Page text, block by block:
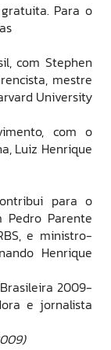
Para o
com Stephen
mestre
University
com o
Luiz Henrique
para o
Pedro Parente
e ministro-
Henrique
2009-
e jornalista